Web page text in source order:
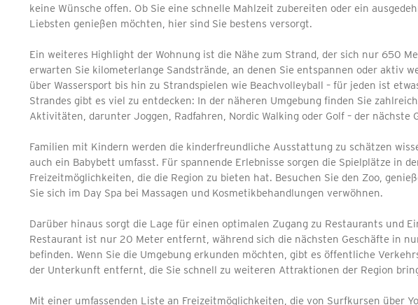
keine Wünsche offen. Ob Sie eine schnelle Mahlzeit zubereiten oder ein
Liebsten genießen möchten, hier sind Sie bestens versorgt.
Ein weiteres Highlight der Wohnung ist die Nähe zum Strand, der sich nur 650
erwarten Sie kilometerlange Sandstrände, an denen Sie entspannen oder aktiv
über Wassersport bis hin zu Strandspielen wie Beachvolleyball – für jeden ist
Strandes gibt es viel zu entdecken: In der näheren Umgebung finden Sie
Aktivitäten, darunter Joggen, Radfahren, Nordic Walking oder Golf – der nächste
Familien mit Kindern werden die kinderfreundliche Ausstattung zu schätzen
auch ein Babybett umfasst. Für spannende Erlebnisse sorgen die Spielplätze in
Freizeitmöglichkeiten, die die Region zu bieten hat. Besuchen Sie den Zoo,
Sie sich im Day Spa bei Massagen und Kosmetikbehandlungen verwöhnen.
Darüber hinaus sorgt die Lage für einen optimalen Zugang zu Restaurants und
Restaurant ist nur 20 Meter entfernt, während sich die nächsten Geschäfte in
befinden. Wenn Sie die Umgebung erkunden möchten, gibt es öffentliche
der Unterkunft entfernt, die Sie schnell zu weiteren Attraktionen der Region
Mit einer umfassenden Liste an Freizeitmöglichkeiten, die von Surfkursen über